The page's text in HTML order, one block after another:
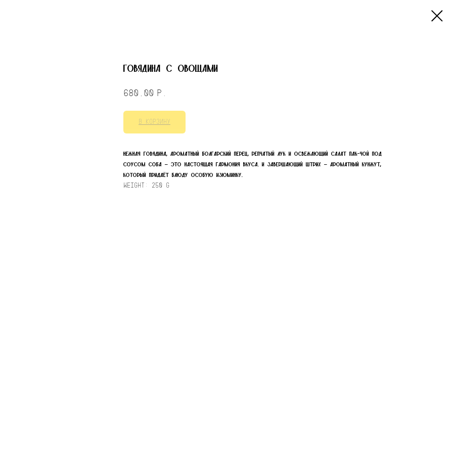
Говядина с овощами
680,00 р.
В корзину
Нежная говядина, ароматный болгарский перец, репчатый лук и освежающий салат пак-чой под
соусом соба – это настоящая гармония вкуса. И завершающий штрих – ароматный кунжут,
который придаёт блюду особую изюминку.
Weight: 250 g